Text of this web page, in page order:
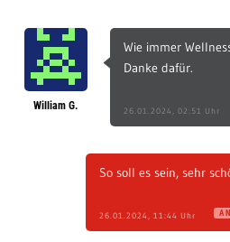
William G.
Wie immer
Danke dafür.
26.01.2024, 02:51 Uhr
So soll es sein, sehr
26.01.2024, 11:44 Uhr